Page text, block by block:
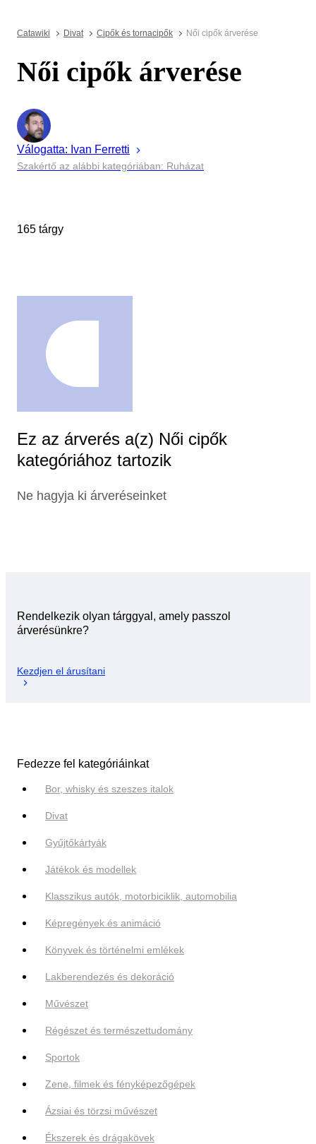
Catawiki Divat Cipők és tornacipők Női cipők árverése
Női cipők árverése
Válogatta: Ivan Ferretti
Szakértő az alábbi kategóriában: Ruházat
165 tárgy
Ez az árverés a(z) Női cipők
kategóriához tartozik
Ne hagyja ki árveréseinket
Rendelkezik olyan tárggyal, amely passzol
árverésünkre?
Kezdjen el árusítani
Fedezze fel kategóriáinkat
Bor, whisky és szeszes italok
Divat
Gyűjtőkártyák
Játékok és modellek
Klasszikus autók, motorbiciklik, automobilia
Képregények és animáció
Könyvek és történelmi emlékek
Lakberendezés és dekoráció
Művészet
Régészet és természettudomány
Sportok
Zene, filmek és fényképezőgépek
Ázsiai és törzsi művészet
Ékszerek és drágakövek